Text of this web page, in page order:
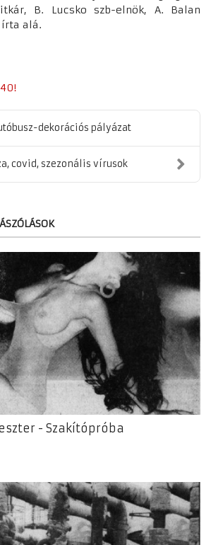
B. Lucsko szb-elnök, A. Balan
alá.
dekorációs pályázat
covid, szezonális vírusok
- Szakítópróba